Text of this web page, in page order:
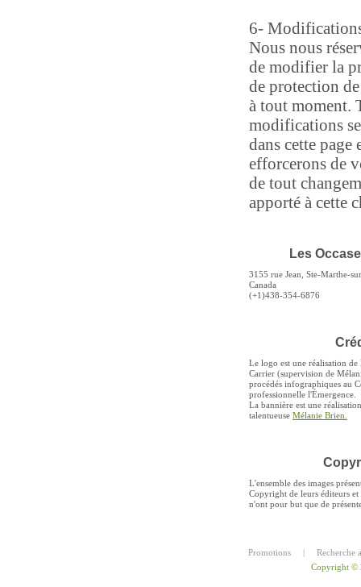
6-
Nous nous
de modifier la
de protection
à tout moment.
modifications
dans cette page
efforcerons de
de tout
apporté à cette
Les
3155 rue Jean, Ste-Marthe-
Canada
(+1)438-354-6876
Le logo est une réalisation de
Carrier (supervision de
procédés infographiques au
professionnelle l'Émergence.
La bannière est une
talentueuse Mélanie Brien.
L'ensemble des images
Copyright de leurs éditeurs et
n'ont pour but que de
Promotions |
Recherche
Copyright ©